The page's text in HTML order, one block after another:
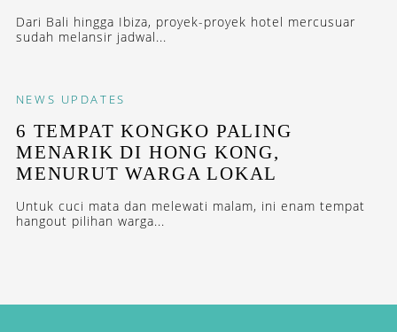
Dari Bali hingga Ibiza, proyek-proyek hotel mercusuar
sudah melansir jadwal...
NEWS UPDATES
6 TEMPAT KONGKO PALING
MENARIK DI HONG KONG,
MENURUT WARGA LOKAL
Untuk cuci mata dan melewati malam, ini enam tempat
hangout pilihan warga...